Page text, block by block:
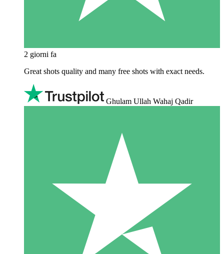
2 giorni fa
Great shots quality and many free shots with exact needs.
Ghulam Ullah Wahaj Qadir